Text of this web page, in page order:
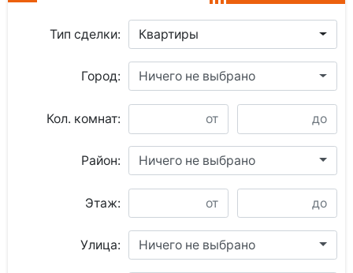
Тип сделки: Квартиры
Город: Ничего не выбрано
Кол. комнат:
Район: Ничего не выбрано
Этаж:
Улица: Ничего не выбрано